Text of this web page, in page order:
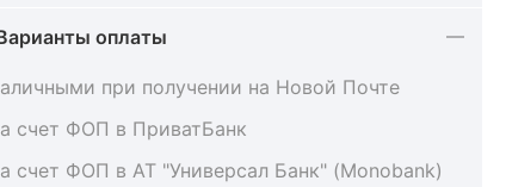
оплаты
при получении на Новой Почте
счет ФОП в ПриватБанк
счет ФОП в АТ "Универсал Банк" (Monobank)